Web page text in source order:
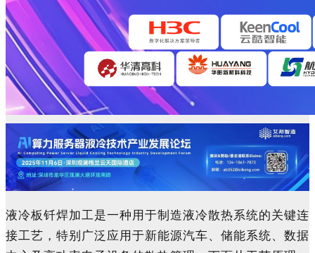
液冷板钎焊加工是一种用于制造液冷散热系统的关键连
接工艺，特别广泛应用于新能源汽车、储能系统、数据